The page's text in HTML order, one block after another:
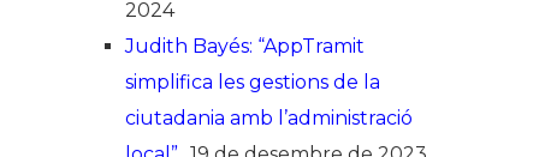
2024
Judith Bayés: “AppTramit
simplifica les gestions de la
ciutadania amb l’administració